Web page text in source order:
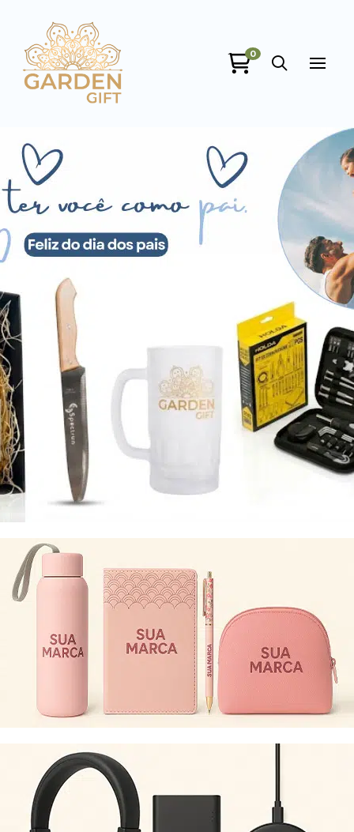
0
Garden Gift
online
+55
Eu concordo em receber comunicações.
A nossa empresa está comprometida a proteger e respeitar
sua privacidade, utilizaremos seus dados apenas para fins
de marketing. Você pode alterar suas preferências a
qualquer momento.
Iniciar conversa